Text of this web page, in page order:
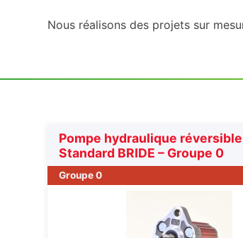
Nous réalisons des projets sur
Pompe hydraulique
Standard BRIDE – Groupe 0
Groupe 0